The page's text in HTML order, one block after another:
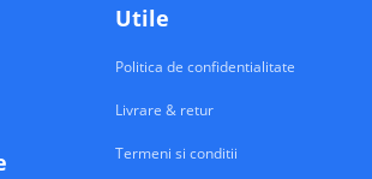
Utile
Politica de confidentialitate
Livrare & retur
Termeni si conditii